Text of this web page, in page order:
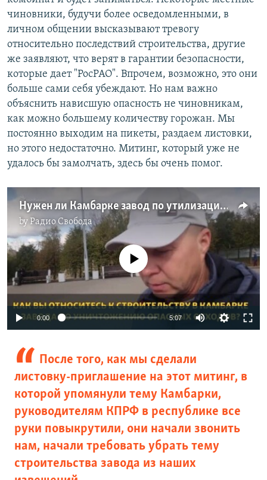
чиновники, будучи более осведомленными, в
личном общении высказывают тревогу
относительно последствий строительства, другие
же заявляют, что верят в гарантии безопасности,
которые дает "РосРАО". Впрочем, возможно, это они
больше сами себя убеждают. Но нам важно
объяснить нависшую опасность не чиновникам,
как можно большему количеству горожан. Мы
постоянно выходим на пикеты, раздаем листовки,
но этого недостаточно. Митинг, который уже не
удалось бы замолчать, здесь бы очень помог.
Нужен ли Камбарке завод по утилизации опасных отходов?
byРадио Свобода
No media source currently available
0:00 5:07
После того, как мы сделали
листовку-приглашение на этот митинг, в
которой упомянули тему Камбарки,
руководителям КПРФ в республике все
руки повыкрутили, они начали звонить
нам, начали требовать убрать тему
строительства завода из наших